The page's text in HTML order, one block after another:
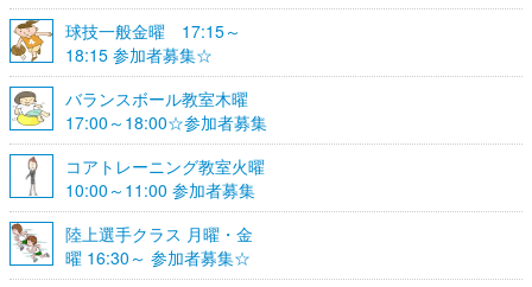
球技一般金曜 17:15～
18:15 参加者募集☆
バランスボール教室木曜
17:00～18:00☆参加者募集
☆
コアトレーニング教室火曜
10:00～11:00 参加者募集
陸上選手クラス 月曜・金
曜 16:30～ 参加者募集☆